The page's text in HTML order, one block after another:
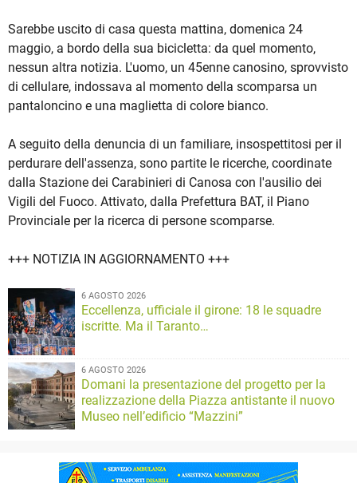
Sarebbe uscito di casa questa mattina, domenica 24
maggio, a bordo della sua bicicletta: da quel momento,
nessun altra notizia. L'uomo, un 45enne canosino, sprovvisto
di cellulare, indossava al momento della scomparsa un
pantaloncino e una maglietta di colore bianco.
A seguito della denuncia di un familiare, insospettitosi per il
perdurare dell'assenza, sono partite le ricerche, coordinate
dalla Stazione dei Carabinieri di Canosa con l'ausilio dei
Vigili del Fuoco. Attivato, dalla Prefettura BAT, il Piano
Provinciale per la ricerca di persone scomparse.
+++ NOTIZIA IN AGGIORNAMENTO +++
6 AGOSTO 2026
Eccellenza, ufficiale il girone: 18 le squadre
iscritte. Ma il Taranto…
6 AGOSTO 2026
Domani la presentazione del progetto per la
realizzazione della Piazza antistante il nuovo
Museo nell’edificio “Mazzini”